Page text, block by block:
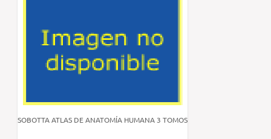
SOBOTTA ATLAS DE ANATOMÍA HUMANA 3 TOMOS